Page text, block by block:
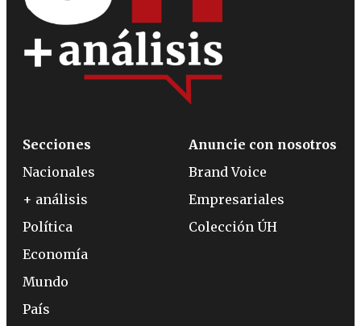
Secciones
Nacionales
+ análisis
Política
Economía
Mundo
País
Anuncie con nosotros
Brand Voice
Empresariales
Colección ÚH